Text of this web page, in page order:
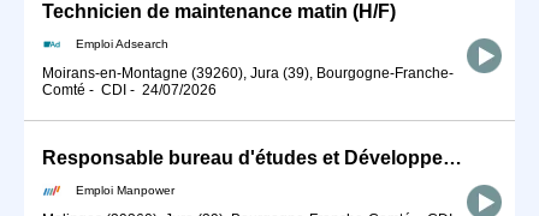
Technicien de maintenance matin (H/F)
Emploi Adsearch
Moirans-en-Montagne (39260), Jura (39), Bourgogne-Franche-
Comté - CDI - 24/07/2026
Responsable bureau d'études et Développement en Plasturgie (H/F)
Emploi Manpower